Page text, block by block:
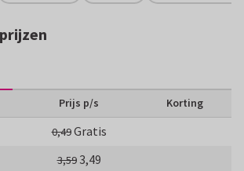
Prijs p/s Korting
0,49Gratis
3,593,49